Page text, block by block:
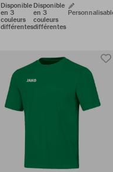
Disponible
en 3
couleurs
différentes
Disponible
en 3
couleurs
différentes